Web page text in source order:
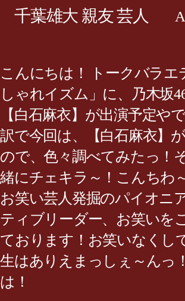
千葉雄大 親友 芸人
こんにちは！ トークバラエ
しゃれイズム」に、乃木坂
【白石麻衣】が出演予定や
訳で今回は、【白石麻衣】
ので、色々調べてみたっ！
緒にチェキラ～！こんちわ
お笑い芸人発掘のパイオニ
ティブリーダー、お笑いを
ております！お笑いなくし
生はありえまっしぇ～んっ
は！